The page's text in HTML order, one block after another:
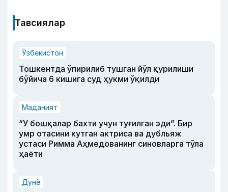
Тавсиялар
Ўзбекистон
Тошкентда ўпирилиб тушган йўл қурилиши
бўйича 6 кишига суд ҳукми ўқилди
Маданият
“У бошқалар бахти учун туғилган эди”. Бир
умр отасини кутган актриса ва дубльяж
устаси Римма Аҳмедованинг синовларга тўла
ҳаёти
Дунё